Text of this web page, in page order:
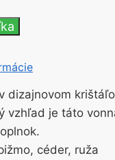
dizajnovom
vzhľad je táto
céder, ruža